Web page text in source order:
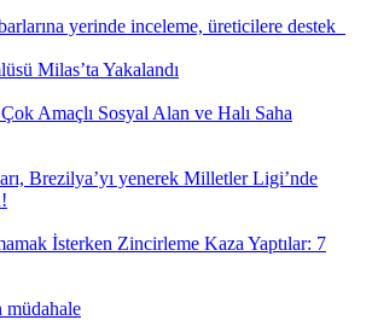
yerinde inceleme, üreticilere destek
Milas’ta Yakalandı
Amaçlı Sosyal Alan ve Halı Saha
Brezilya’yı yenerek Milletler Ligi’nde
İsterken Zincirleme Kaza Yaptılar: 7
müdahale